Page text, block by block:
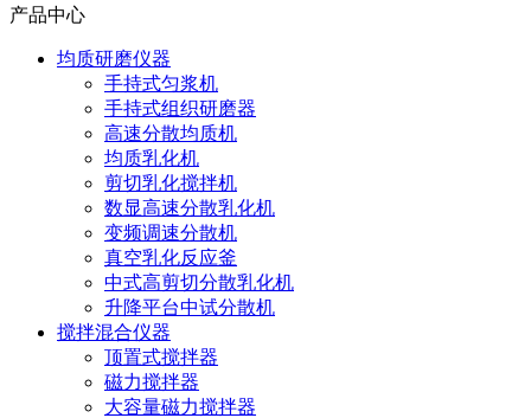
产品中心
均质研磨仪器
手持式匀浆机
手持式组织研磨器
高速分散均质机
均质乳化机
剪切乳化搅拌机
数显高速分散乳化机
变频调速分散机
真空乳化反应釜
中式高剪切分散乳化机
升降平台中试分散机
搅拌混合仪器
顶置式搅拌器
磁力搅拌器
大容量磁力搅拌器